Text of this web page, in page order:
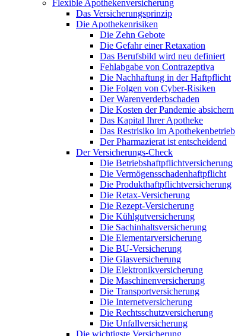
Flexible Apothekenversicherung
Das Versicherungsprinzip
Die Apothekenrisiken
Die Zehn Gebote
Die Gefahr einer Retaxation
Das Berufsbild wird neu definiert
Fehlabgabe von Contrazeptiva
Die Nachhaftung in der Haftpflicht
Die Folgen von Cyber-Risiken
Der Warenverderbschaden
Die Kosten der Pandemie absichern
Das Kapital Ihrer Apotheke
Das Restrisiko im Apothekenbetrieb
Der Pharmazierat ist entscheidend
Der Versicherungs-Check
Die Betriebshaftpflichtversicherung
Die Vermögensschadenhaftpflicht
Die Produkthaftpflichtversicherung
Die Retax-Versicherung
Die Rezept-Versicherung
Die Kühlgutversicherung
Die Sachinhaltsversicherung
Die Elementarversicherung
Die BU-Versicherung
Die Glasversicherung
Die Elektronikversicherung
Die Maschinenversicherung
Die Transportversicherung
Die Internetversicherung
Die Rechtsschutzversicherung
Die Unfallversicherung
Die wichtigste Versicherung